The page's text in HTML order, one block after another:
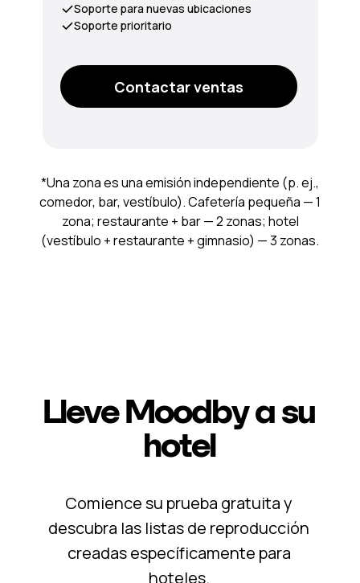
*Una zona es una emisión independiente (p. ej.,
comedor, bar, vestíbulo). Cafetería pequeña — 1
zona; restaurante + bar — 2 zonas; hotel
(vestíbulo + restaurante + gimnasio) — 3 zonas.
Contactar ventas
Soporte para nuevas ubicaciones
Soporte prioritario
Lleve Moodby a su
hotel
Comience su prueba gratuita y
descubra las listas de reproducción
creadas específicamente para
hoteles.